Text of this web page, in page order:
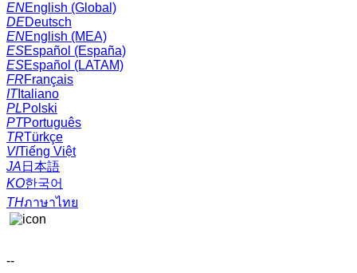
ENEnglish (Global)
DEDeutsch
ENEnglish (MEA)
ESEspañol (España)
ESEspañol (LATAM)
FRFrançais
ITItaliano
PLPolski
PTPortuguês
TRTürkçe
VITiếng Việt
JA 日本語
KO한국어
THภาษาไทย
--